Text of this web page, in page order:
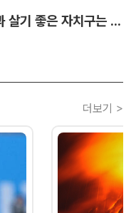
'무더위도 함께 피하개'…반려견과 살기 좋은 자치구는 어디
더보기 >